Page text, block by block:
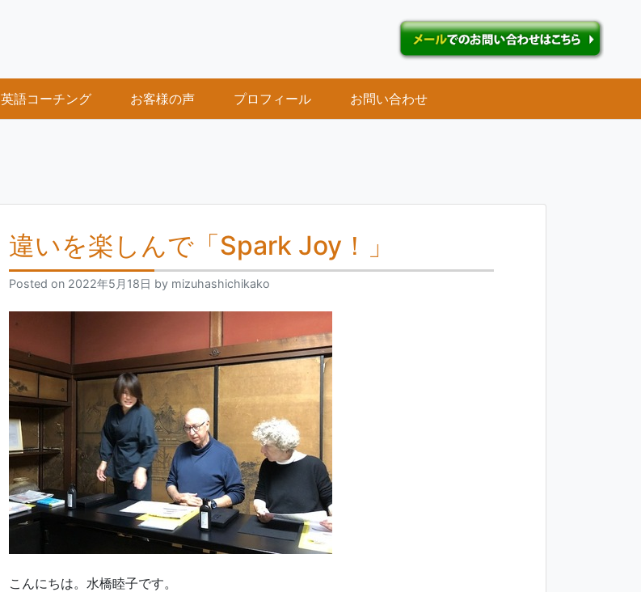
英語コーチング お客様の声 プロフィール お問い合わせ
違いを楽しんで「Spark Joy！」
Posted on 2022年5月18日 by mizuhashichikako
こんにちは。水橋睦子です。